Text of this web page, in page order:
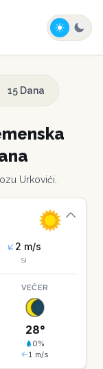
15 Dana
Urkovići
2 m/s
SI
VEČER
28°
0%
1 m/s